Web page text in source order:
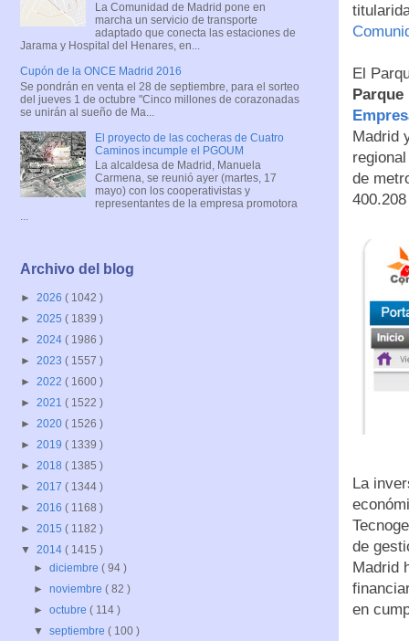
El
Madrid
de
La
de
Madrid
en
La Comunidad de Madrid pone en
marcha un servicio de transporte
adaptado que conecta las estaciones de
Jarama y Hospital del Henares, en...
Cupón de la ONCE Madrid 2016
Se pondrán en venta el 28 de septiembre, para el sorteo
del jueves 1 de octubre "Cinco millones de corazonadas
se unirán al sueño de Ma...
El proyecto de las cocheras de Cuatro
Caminos incumple el PGOUM
La alcaldesa de Madrid, Manuela
Carmena, se reunió ayer (martes, 17
mayo) con los cooperativistas y
representantes de la empresa promotora
...
Archivo del blog
► 2026 ( 1042 )
► 2025 ( 1839 )
► 2024 ( 1986 )
► 2023 ( 1557 )
► 2022 ( 1600 )
► 2021 ( 1522 )
► 2020 ( 1526 )
► 2019 ( 1339 )
► 2018 ( 1385 )
► 2017 ( 1344 )
► 2016 ( 1168 )
► 2015 ( 1182 )
▼ 2014 ( 1415 )
►diciembre( 94 )
►noviembre( 82 )
►octubre( 114 )
▼septiembre( 100 )